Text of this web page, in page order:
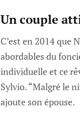
Un couple
C’est en 2014 que
abordables du
individuelle et ce
Sylvio. “Malgré le
ajoute son épouse.